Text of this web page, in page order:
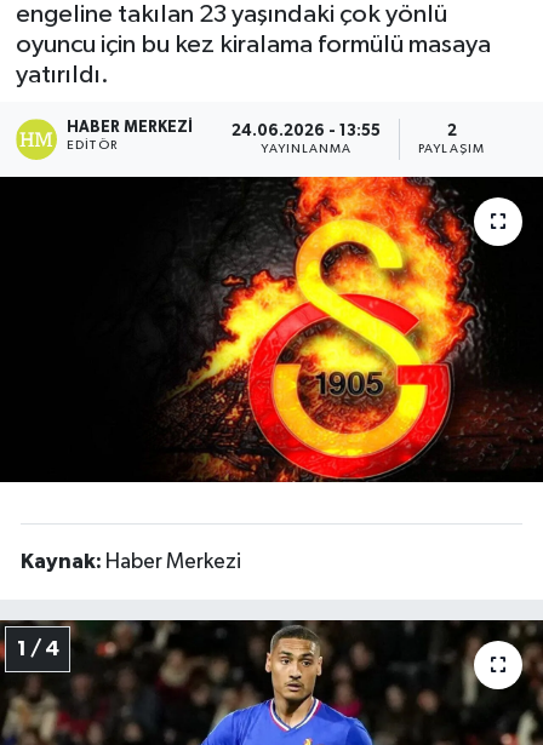
engeline takılan 23 yaşındaki çok yönlü
oyuncu için bu kez kiralama formülü masaya
yatırıldı.
HABER MERKEZI
EDITÖR
24.06.2026 - 13:55
YAYINLANMA
2
PAYLAŞIM
Kaynak: Haber Merkezi
1 / 4